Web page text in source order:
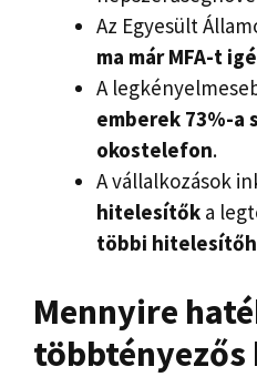
Az Egyesült
ma már MFA-t
A
emberek 73%-a
okostelefon.
A vállalkozások
hitelesítők a
többi
Mennyire
többtényezős